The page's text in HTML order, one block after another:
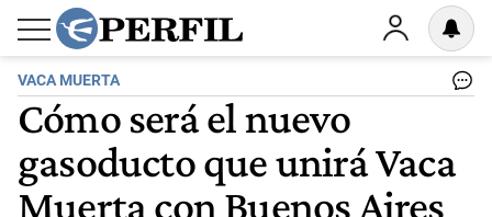
VACA MUERTA
Cómo será el nuevo
gasoducto que unirá Vaca
Muerta con Buenos Aires